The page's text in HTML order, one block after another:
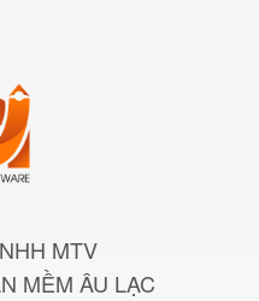
MTV
MỀM ÂU LẠC